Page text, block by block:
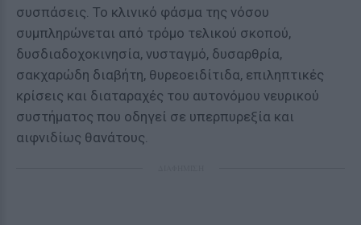
συσπάσεις. Το κλινικό φάσμα της νόσου
συμπληρώνεται από τρόμο τελικού σκοπού,
δυσδιαδοχοκινησία, νυσταγμό, δυσαρθρία,
σακχαρώδη διαβήτη, θυρεοειδίτιδα, επιληπτικές
κρίσεις και διαταραχές του αυτονόμου νευρικού
συστήματος που οδηγεί σε υπερπυρεξία και
αιφνιδίως θανάτους.